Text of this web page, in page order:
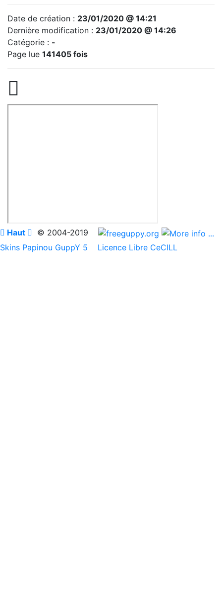
Date de création : 23/01/2020 @ 14:21
Dernière modification : 23/01/2020 @ 14:26
Catégorie : -
Page lue 141405 fois

 Haut  © 2004-2019
Skins Papinou GuppY 5
Licence Libre CeCILL